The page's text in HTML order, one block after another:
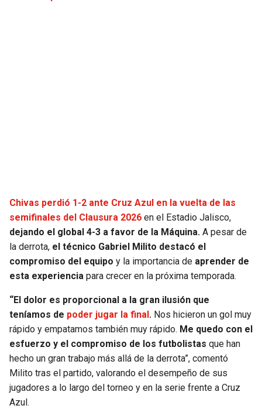
49ERS
SEAHAWKS
BEARS
LIONS
PACKERS
VIKINGS
FALCONS
GRIZZLIES
PELICANS
SPURS
NUGGETS
TIMBERWOLVES
THUNDER
TRAIL BLAZERS
Chivas perdió 1-2 ante Cruz Azul en la vuelta de las
semifinales del Clausura 2026 en el Estadio Jalisco,
dejando el global 4-3 a favor de la Máquina. A pesar de
la derrota, el técnico Gabriel Milito destacó el
compromiso del equipo y la importancia de aprender de
esta experiencia para crecer en la próxima temporada.
“El dolor es proporcional a la gran ilusión que
teníamos de poder jugar la final . Nos hicieron un gol muy
rápido y empatamos también muy rápido. Me quedo con el
esfuerzo y el compromiso de los futbolistas que han
hecho un gran trabajo más allá de la derrota”, comentó
Milito tras el partido, valorando el desempeño de sus
jugadores a lo largo del torneo y en la serie frente a Cruz
Azul.